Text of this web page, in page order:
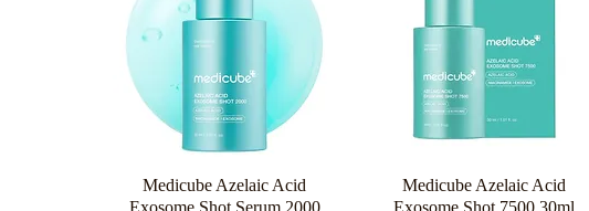
Γρήγορη προβολή
Medicube Azelaic Acid
Γρήγορη προβολή
Medicube Azelaic Acid